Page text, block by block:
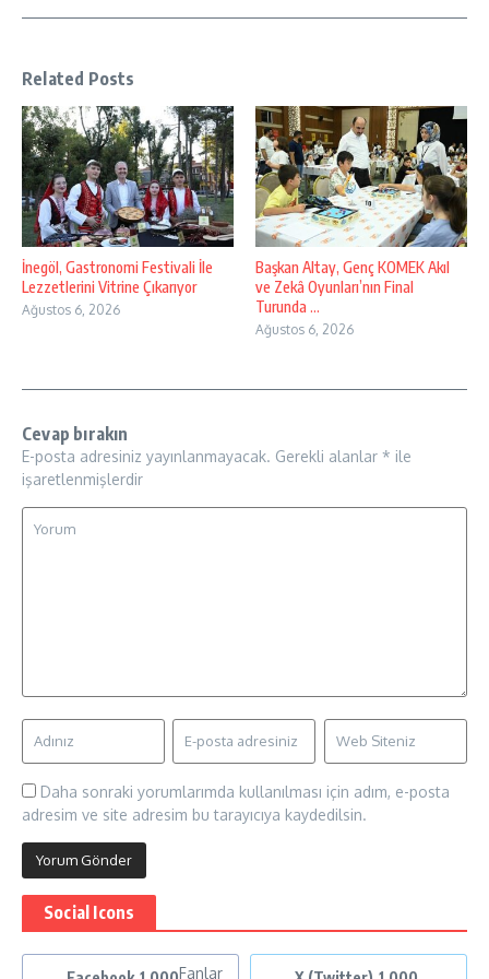
Related Posts
İnegöl, Gastronomi Festivali İle
Lezzetlerini Vitrine Çıkarıyor
Ağustos 6, 2026
Başkan Altay, Genç KOMEK Akıl
ve Zekâ Oyunları’nın Final
Turunda ...
Ağustos 6, 2026
Cevap bırakın
E-posta adresiniz yayınlanmayacak. Gerekli alanlar * ile
işaretlenmişlerdir
Daha sonraki yorumlarımda kullanılması için adım, e-posta
adresim ve site adresim bu tarayıcıya kaydedilsin.
Social Icons
Fanlar